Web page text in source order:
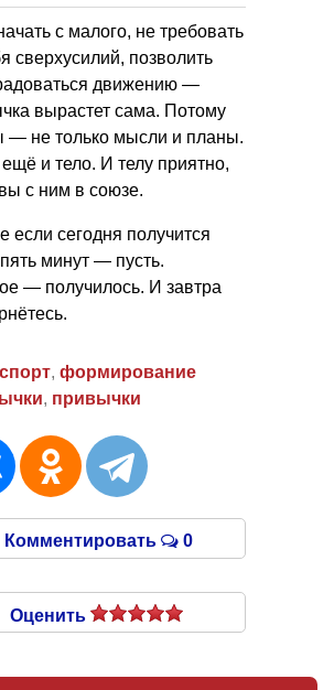
с малого, не требовать
сверхусилий, позволить
движению —
вырастет сама. Потому
— не только мысли и планы.
и тело. И телу приятно,
с ним в союзе.
если сегодня получится
минут — пусть.
— получилось. И завтра
спорт, формирование
, привычки
Комментировать 0
Оценить